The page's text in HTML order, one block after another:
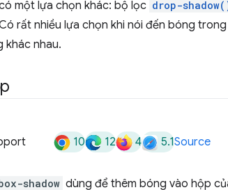
một lựa chọn khác: bộ lọc drop-
rất nhiều lựa chọn khi nói đến bóng
khác nhau.
10 12 4 5.1Source
shadow dùng để thêm bóng vào hộp